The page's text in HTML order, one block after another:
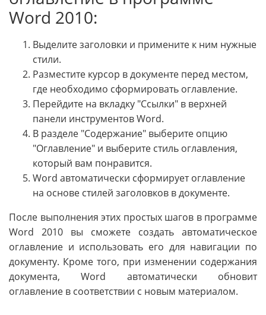
Word 2010:
Выделите заголовки и примените к ним нужные
стили.
Разместите курсор в документе перед местом,
где необходимо сформировать оглавление.
Перейдите на вкладку "Ссылки" в верхней
панели инструментов Word.
В разделе "Содержание" выберите опцию
"Оглавление" и выберите стиль оглавления,
который вам понравится.
Word автоматически сформирует оглавление
на основе стилей заголовков в документе.
После выполнения этих простых шагов в программе
Word 2010 вы сможете создать автоматическое
оглавление и использовать его для навигации по
документу. Кроме того, при изменении содержания
документа, Word автоматически обновит
оглавление в соответствии с новым материалом.